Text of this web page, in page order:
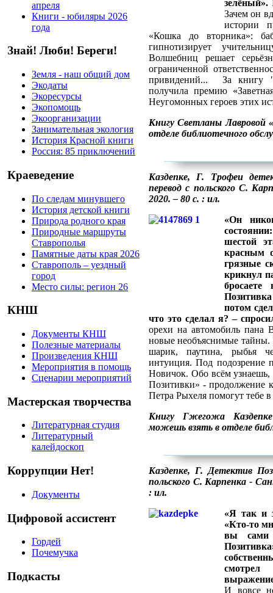
апреля
Книги - юбиляры 2026
года
Знай! Люби! Береги!
Земля - наш общий дом
Экодаты
Экоресурсы
Экопомощь
Экоорганизации
Занимательная экология
История Красной книги
Россия: 85 приключений
Краеведение
По следам минувшего
История детской книги
Природа родного края
Природные маршруты
Ставрополья
Памятные даты края 2026
Ставрополь – уездный
город
Место силы: регион 26
КНШ
Документы КНШ
Полезные материалы
Произведения КНШ
Мероприятия в помощь
Сценарии мероприятий
Мастерская творчества
Литературная студия
Литературный
калейдоскоп
Коррупции Нет!
Документы
Цифровой ассистент
Гордей
Почемучка
Подкасты
зелёный».
Зачем он
истории
«Кошка до вторника»:
гипнотизирует
Волшебниц решает
ограниченной
привидений... За книгу
получила премию
Неугомонных героев этих
Книгу Светланы
отделе библиотечного
Каздепке, Г. Трофеи
перевод с польского С.
2020. – 80 с. : ил.
«Он
шестой
красным
грязные
крикнул
потом
что это сделал я? –
орехи на автомобиль пана
новые необъяснимые
шарик, паутина, рыбья
интуиция. Под подозрение
Новичок. Обо всём узнаешь,
Позитивки» - продолжение
Петра Рыхеля помогут тебе в
Книгу Гжегожа
можешь взять в отделе
Каздепке, Г. Детектив
польского С. Карпенка -
: ил.
«Я так и
«Кто-то
вы сами
И вовсе